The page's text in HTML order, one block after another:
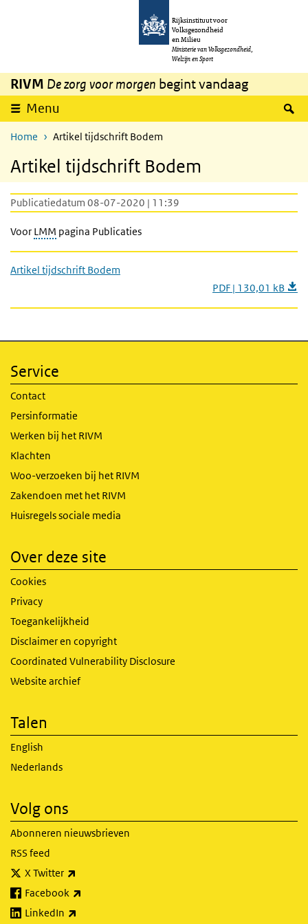
Overslaan en naar de inhoud gaan
Rijksinstituut voor
Volksgezondheid
en Milieu
Ministerie van Volksgezondheid,
Welzijn en Sport
RIVM De zorg voor morgen begint vandaag
Menu
Home Artikel tijdschrift Bodem
Artikel tijdschrift Bodem
Publicatiedatum 08-07-2020 | 11:39
Voor LMM pagina Publicaties
Artikel tijdschrift Bodem
PDF | 130,01 kB
Service
Contact
Persinformatie
Werken bij het RIVM
Klachten
Woo-verzoeken bij het RIVM
Zakendoen met het RIVM
Huisregels sociale media
Over deze site
Cookies
Privacy
Toegankelijkheid
Disclaimer en copyright
Coordinated Vulnerability Disclosure
Website archief
Talen
English
Nederlands
Volg ons
Abonneren nieuwsbrieven
RSS feed
X Twitter
Facebook
LinkedIn